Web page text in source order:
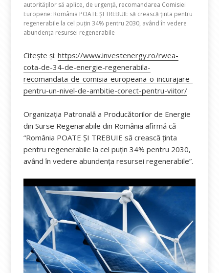
autorităților să aplice, de urgență, recomandarea Comisiei
Europene: România POATE ȘI TREBUIE să crească ținta pentru
regenerabile la cel puțin 34% pentru 2030, având în vedere
abundența resursei regenerabile
Citește și:https://www.investenergy.ro/rwea-
cota-de-34-de-energie-regenerabila-
recomandata-de-comisia-europeana-o-incurajare-
pentru-un-nivel-de-ambitie-corect-pentru-viitor/
Organizaţia Patronală a Producătorilor de Energie
din Surse Regenarabile din România afirmă că
“România POATE ȘI TREBUIE să crească ținta
pentru regenerabile la cel puțin 34% pentru 2030,
având în vedere abundența resursei regenerabile”.